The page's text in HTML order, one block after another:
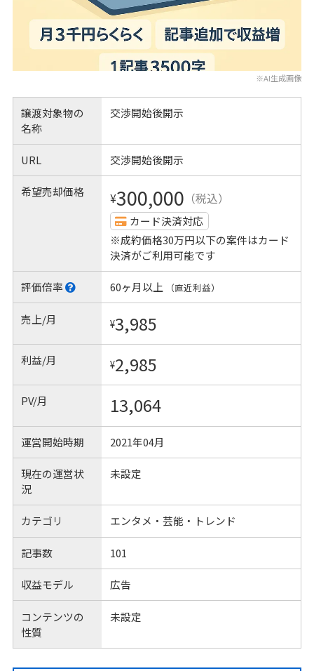
※AI生成画像
譲渡対象物の
名称
交渉開始後開示
URL 交渉開始後開示
希望売却価格 ¥300,000 （税込）
カード決済対応
※成約価格30万円以下の案件はカード
決済がご利用可能です
評価倍率 60ヶ月以上 （直近利益）
売上/月 ¥3,985
利益/月 ¥2,985
PV/月 13,064
運営開始時期 2021年04月
現在の運営状
況
未設定
カテゴリ エンタメ・芸能・トレンド
記事数 101
収益モデル 広告
コンテンツの
性質
未設定